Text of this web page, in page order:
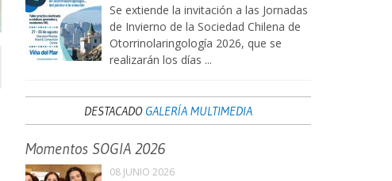
Se extiende la invitación a las Jornadas
de Invierno de la Sociedad Chilena de
Otorrinolaringología 2026, que se
realizarán los días ...
DESTACADO GALERÍA MULTIMEDIA
Momentos SOGIA 2026
08 JUNIO 2026